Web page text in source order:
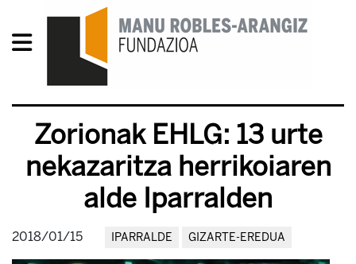
Zorionak EHLG: 13 urte
nekazaritza herrikoiaren
alde Iparralden
2018/01/15 IPARRALDE GIZARTE-EREDUA